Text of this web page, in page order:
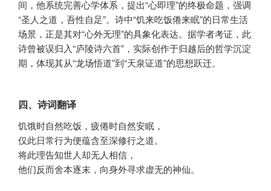
间，他系统完善心学体系，提出“心即理”的终极命题，强调
“圣人之道，吾性自足”。诗中“饥来吃饭倦来眠”的日常生活
场景，正是其对“心外无理”的具象化表达。据学者考证，此
诗曾被误归入“庐陵诗六首”，实际创作于归越后的哲学沉淀
期，体现其从“龙场悟道”到“天泉证道”的思想跃迁。
四、诗词翻译
饥饿时自然吃饭，疲倦时自然安眠，
仅此日常行为便蕴含至深修行之道。
将此理告知世人却无人相信，
他们反而舍本逐末，向身外寻求虚无的神仙。